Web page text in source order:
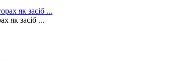
як засіб ...